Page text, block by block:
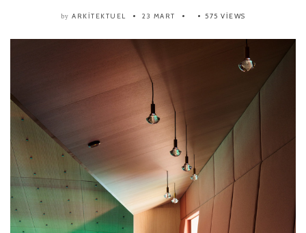
by ARKITEKTUEL 23 MART 575 VIEWS